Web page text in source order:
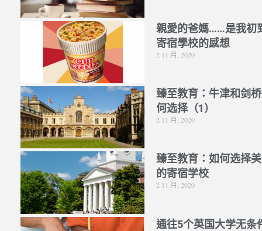
親愛的爸媽……是我初
寄宿學校的感想
2 11 月, 2020
臻至教育：牛津和剑
何选择（1）
2 11 月, 2020
臻至教育：如何选择
的寄宿学校
2 11 月, 2020
通往5个英国大学无条